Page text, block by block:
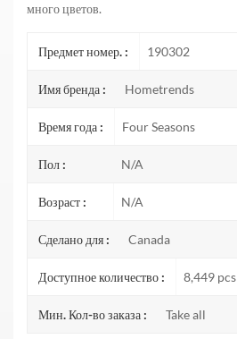
много цветов.
Предмет номер. : 190302
Имя бренда : Hometrends
Время года : Four Seasons
Пол : N/A
Возраст : N/A
Сделано для : Canada
Доступное количество : 8,449 pcs
Мин. Кол-во заказа : Take all